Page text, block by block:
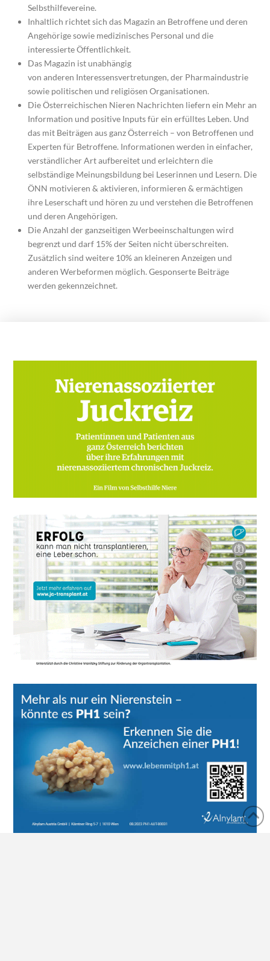
Selbsthilfevereine.
Inhaltlich richtet sich das Magazin an Betroffene und deren
Angehörige sowie medizinisches Personal und die
interessierte Öffentlichkeit.
Das Magazin ist unabhängig
von anderen Interessensvertretungen, der Pharmaindustrie
sowie politischen und religiösen Organisationen.
Die Österreichischen Nieren Nachrichten liefern ein Mehr an
Information und positive Inputs für ein erfülltes Leben. Und
das mit Beiträgen aus ganz Österreich – von Betroffenen und
Experten für Betroffene. Informationen werden in einfacher,
verständlicher Art aufbereitet und erleichtern die
selbständige Meinungsbildung bei Leserinnen und Lesern. Die
ÖNN motivieren & aktivieren, informieren & ermächtigen
ihre Leserschaft und hören zu und verstehen die Betroffenen
und deren Angehörigen.
Die Anzahl der ganzseitigen Werbeeinschaltungen wird
begrenzt und darf 15% der Seiten nicht überschreiten.
Zusätzlich sind weitere 10% an kleineren Anzeigen und
anderen Werbeformen möglich. Gesponserte Beiträge
werden gekennzeichnet.